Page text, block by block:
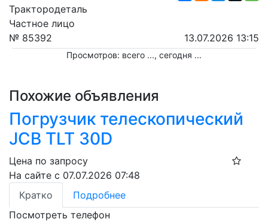
Трактородеталь
Частное лицо
№ 85392
13.07.2026 13:15
Просмотров: всего ..., сегодня ...
Похожие объявления
Погрузчик телескопический
JCB TLT 30D
Цена по запросу
На сайте с 07.07.2026 07:48
Кратко
Подробнее
Посмотреть телефон